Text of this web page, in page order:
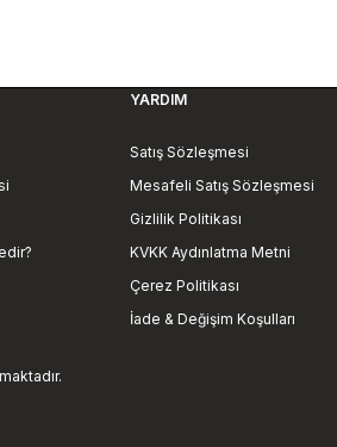
YARDIM
Satış Sözleşmesi
Mesafeli Satış Sözleşmesi
Gizlilik Politikası
KVKK Aydınlatma Metni
Çerez Politikası
İade & Değişim Koşulları